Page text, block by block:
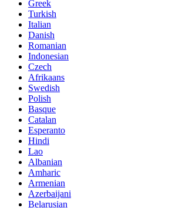
Greek
Turkish
Italian
Danish
Romanian
Indonesian
Czech
Afrikaans
Swedish
Polish
Basque
Catalan
Esperanto
Hindi
Lao
Albanian
Amharic
Armenian
Azerbaijani
Belarusian